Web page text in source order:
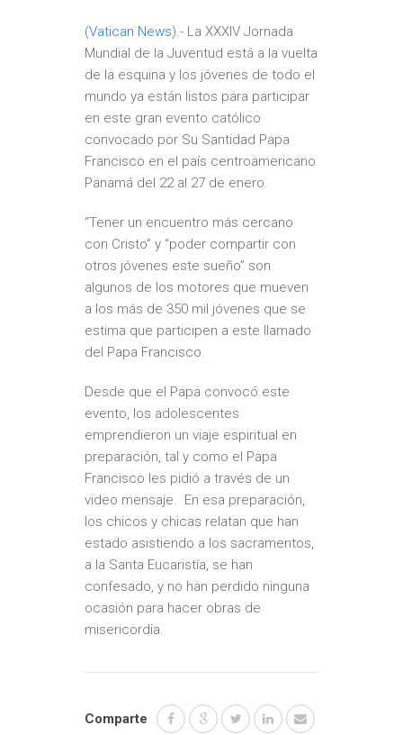
(Vatican News).- La XXXIV Jornada
Mundial de la Juventud está a la vuelta
de la esquina y los jóvenes de todo el
mundo ya están listos para participar
en este gran evento católico
convocado por Su Santidad Papa
Francisco en el país centroamericano
Panamá del 22 al 27 de enero.
“Tener un encuentro más cercano
con Cristo” y “poder compartir con
otros jóvenes este sueño” son
algunos de los motores que mueven
a los más de 350 mil jóvenes que se
estima que participen a este llamado
del Papa Francisco.
Desde que el Papa convocó este
evento, los adolescentes
emprendieron un viaje espiritual en
preparación, tal y como el Papa
Francisco les pidió a través de un
video mensaje. En esa preparación,
los chicos y chicas relatan que han
estado asistiendo a los sacramentos,
a la Santa Eucaristía, se han
confesado, y no han perdido ninguna
ocasión para hacer obras de
misericordia.
Comparte